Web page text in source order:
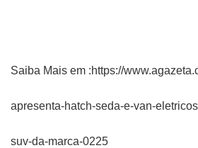
Saiba Mais em :https://
apresenta-hatch-seda-e-van-
suv-da-marca-0225